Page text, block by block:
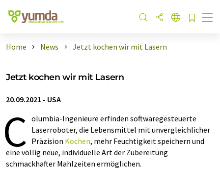
Home News Jetzt kochen wir mit Lasern
Jetzt kochen wir mit Lasern
20.09.2021 - USA
C olumbia-Ingenieure erfinden softwaregesteuerte
Laserroboter, die Lebensmittel mit unvergleichlicher
Präzision Kochen, mehr Feuchtigkeit speichern und
eine völlig neue, individuelle Art der Zubereitung
schmackhafter Mahlzeiten ermöglichen.